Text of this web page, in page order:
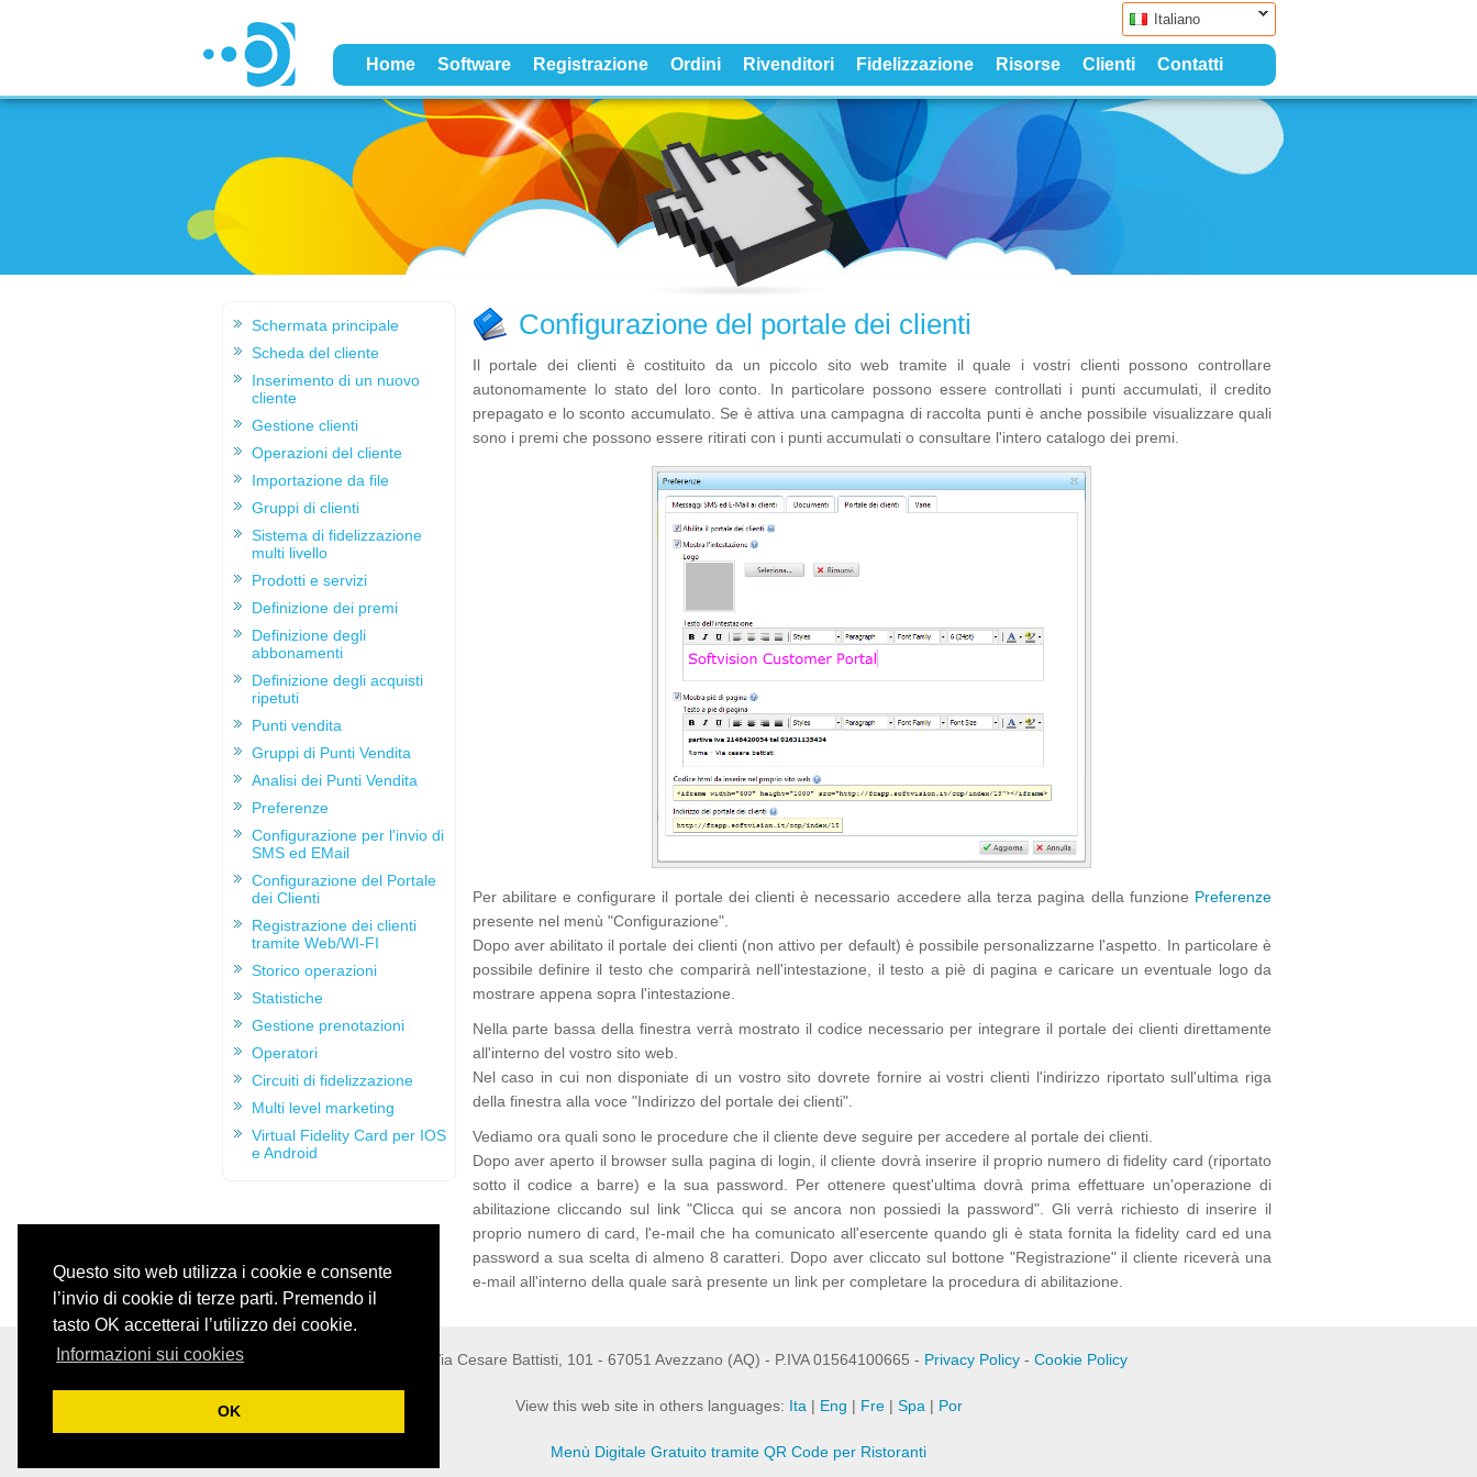
Questo sito web utilizza i cookie e consente
l’invio di cookie di terze parti. Premendo il
tasto OK accetterai l’utilizzo dei cookie.
Informazioni sui cookies
OK
Italiano
Home Software Registrazione Ordini Rivenditori Fidelizzazione Risorse Clienti Contatti
Schermata principale
Scheda del cliente
Inserimento di un nuovo
cliente
Gestione clienti
Operazioni del cliente
Importazione da file
Gruppi di clienti
Sistema di fidelizzazione
multi livello
Prodotti e servizi
Definizione dei premi
Definizione degli
abbonamenti
Definizione degli acquisti
ripetuti
Punti vendita
Gruppi di Punti Vendita
Analisi dei Punti Vendita
Preferenze
Configurazione per l'invio di
SMS ed EMail
Configurazione del Portale
dei Clienti
Registrazione dei clienti
tramite Web/WI-FI
Storico operazioni
Statistiche
Gestione prenotazioni
Operatori
Circuiti di fidelizzazione
Multi level marketing
Virtual Fidelity Card per IOS
e Android
Configurazione del portale dei clienti
Il portale dei clienti è costituito da un piccolo sito web tramite il quale i vostri clienti possono controllare
autonomamente lo stato del loro conto. In particolare possono essere controllati i punti accumulati, il credito
prepagato e lo sconto accumulato. Se è attiva una campagna di raccolta punti è anche possibile visualizzare quali
sono i premi che possono essere ritirati con i punti accumulati o consultare l'intero catalogo dei premi.
Per abilitare e configurare il portale dei clienti è necessario accedere alla terza pagina della funzione Preferenze
presente nel menù "Configurazione".
Dopo aver abilitato il portale dei clienti (non attivo per default) è possibile personalizzarne l'aspetto. In particolare è
possibile definire il testo che comparirà nell'intestazione, il testo a piè di pagina e caricare un eventuale logo da
mostrare appena sopra l'intestazione.
Nella parte bassa della finestra verrà mostrato il codice necessario per integrare il portale dei clienti direttamente
all'interno del vostro sito web.
Nel caso in cui non disponiate di un vostro sito dovrete fornire ai vostri clienti l'indirizzo riportato sull'ultima riga
della finestra alla voce "Indirizzo del portale dei clienti".
Vediamo ora quali sono le procedure che il cliente deve seguire per accedere al portale dei clienti.
Dopo aver aperto il browser sulla pagina di login, il cliente dovrà inserire il proprio numero di fidelity card (riportato
sotto il codice a barre) e la sua password. Per ottenere quest'ultima dovrà prima effettuare un'operazione di
abilitazione cliccando sul link "Clicca qui se ancora non possiedi la password". Gli verrà richiesto di inserire il
proprio numero di card, l'e-mail che ha comunicato all'esercente quando gli è stata fornita la fidelity card ed una
password a sua scelta di almeno 8 caratteri. Dopo aver cliccato sul bottone "Registrazione" il cliente riceverà una
e-mail all'interno della quale sarà presente un link per completare la procedura di abilitazione.
Softvision - Via Cesare Battisti, 101 - 67051 Avezzano (AQ) - P.IVA 01564100665 - Privacy Policy - Cookie Policy
View this web site in others languages: Ita | Eng | Fre| Spa | Por
Menù Digitale Gratuito tramite QR Code per Ristoranti